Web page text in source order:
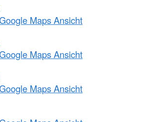
Maps Ansicht
Maps Ansicht
Maps Ansicht